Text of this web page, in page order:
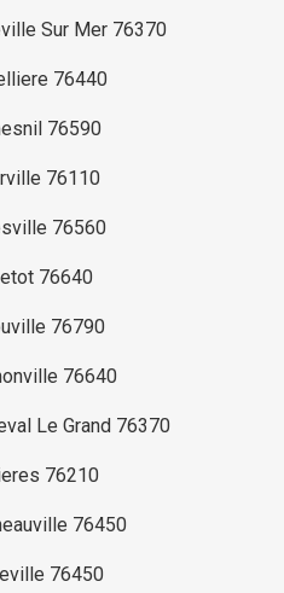
Sur Mer 76370
76440
76590
76110
76560
76640
76790
76640
Le Grand 76370
76210
76450
76450